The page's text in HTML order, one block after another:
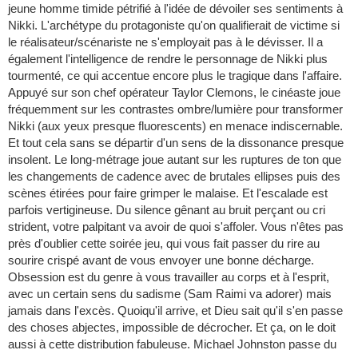
jeune homme timide pétrifié à l'idée de dévoiler ses sentiments à
Nikki. L'archétype du protagoniste qu'on qualifierait de victime si
le réalisateur/scénariste ne s'employait pas à le dévisser. Il a
également l'intelligence de rendre le personnage de Nikki plus
tourmenté, ce qui accentue encore plus le tragique dans l'affaire.
Appuyé sur son chef opérateur Taylor Clemons, le cinéaste joue
fréquemment sur les contrastes ombre/lumière pour transformer
Nikki (aux yeux presque fluorescents) en menace indiscernable.
Et tout cela sans se départir d'un sens de la dissonance presque
insolent. Le long-métrage joue autant sur les ruptures de ton que
les changements de cadence avec de brutales ellipses puis des
scènes étirées pour faire grimper le malaise. Et l'escalade est
parfois vertigineuse. Du silence gênant au bruit perçant ou cri
strident, votre palpitant va avoir de quoi s'affoler. Vous n'êtes pas
près d'oublier cette soirée jeu, qui vous fait passer du rire au
sourire crispé avant de vous envoyer une bonne décharge.
Obsession est du genre à vous travailler au corps et à l'esprit,
avec un certain sens du sadisme (Sam Raimi va adorer) mais
jamais dans l'excès. Quoiqu'il arrive, et Dieu sait qu'il s'en passe
des choses abjectes, impossible de décrocher. Et ça, on le doit
aussi à cette distribution fabuleuse. Michael Johnston passe du